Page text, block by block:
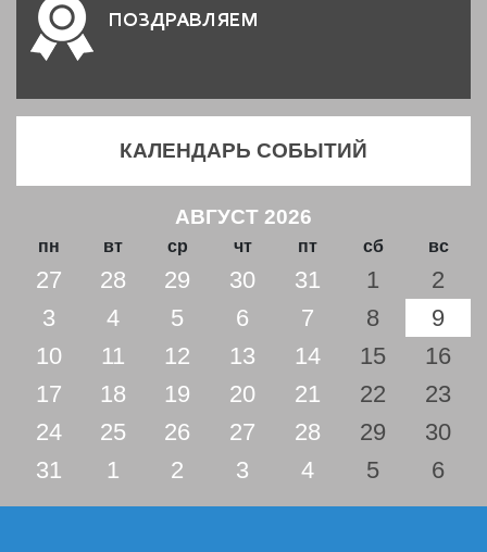
ПОЗДРАВЛЯЕМ
КАЛЕНДАРЬ СОБЫТИЙ
АВГУСТ 2026
пн вт ср чт пт сб вс
27 28 29 30 31 1
2
3
4 5 6 7 8
9
10
11 12 13 14 15
16
17
18 19 20 21 22
23
24
25 26 27 28 29
30
31
1 2 3 4 5 6